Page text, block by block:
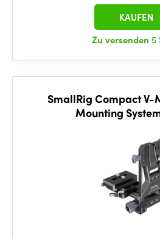
Zu versenden 5
KAUFEN
SmallRig Compact V-
Mounting